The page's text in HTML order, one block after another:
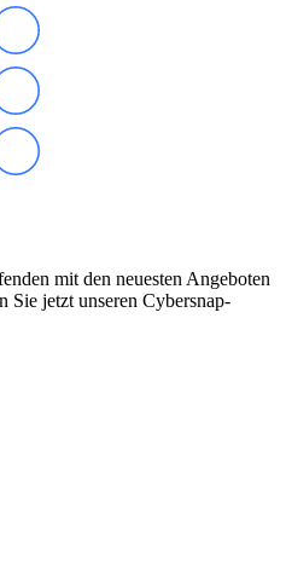
mit den neuesten Angeboten
Sie jetzt unseren Cybersnap-